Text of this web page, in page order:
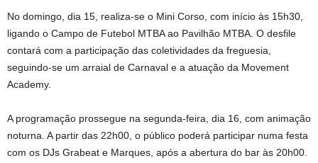
No domingo, dia 15, realiza-se o Mini Corso, com início às 15h30,
ligando o Campo de Futebol MTBA ao Pavilhão MTBA. O desfile
contará com a participação das coletividades da freguesia,
seguindo-se um arraial de Carnaval e a atuação da Movement
Academy.
A programação prossegue na segunda-feira, dia 16, com animação
noturna. A partir das 22h00, o público poderá participar numa festa
com os DJs Grabeat e Marques, após a abertura do bar às 20h00.